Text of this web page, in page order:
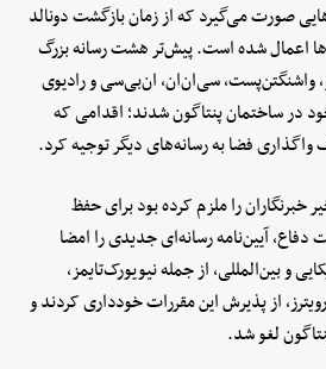
صورت می‌گیرد که از زمان بازگشت دونالد
اعمال شده است. پیش‌تر هشت رسانه بزرگ
واشنگتن‌پست، سی‌ان‌ان، ان‌بی‌سی و رادیوی
در ساختمان پنتاگون شدند؛ اقدامی که
واگذاری فضا به رسانه‌های دیگر توجیه کرد.
خبرنگاران را ملزم کرده بود برای حفظ
آیین‌نامه رسانه‌ای جدیدی را امضا
و بین‌المللی، از جمله نیویورک‌تایمز،
از پذیرش این مقررات خودداری کردند و
لغو شد.